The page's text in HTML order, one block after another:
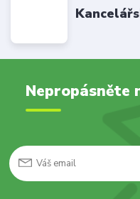
Nepropásněte